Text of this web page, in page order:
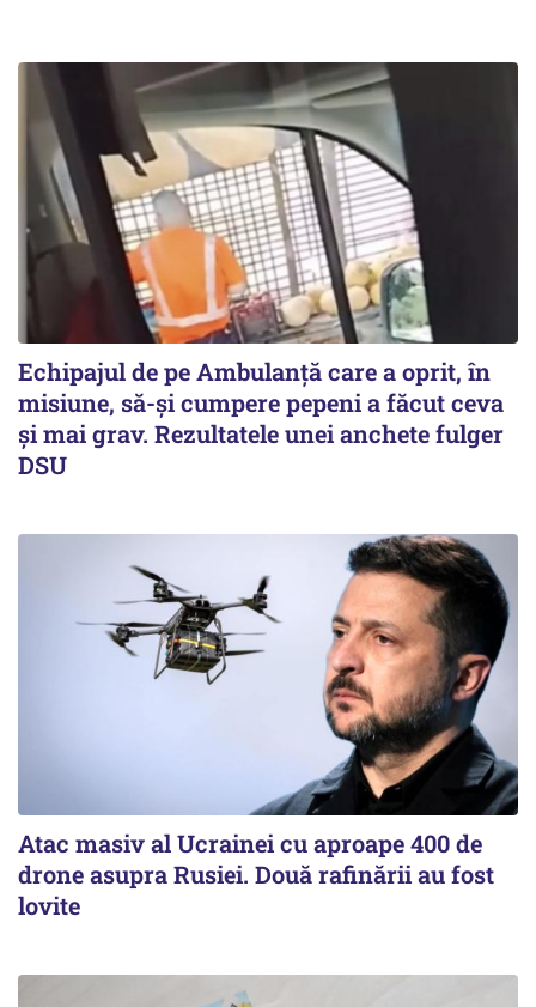
Echipajul de pe Ambulanță care a oprit, în
misiune, să-și cumpere pepeni a făcut ceva
și mai grav. Rezultatele unei anchete fulger
DSU
Atac masiv al Ucrainei cu aproape 400 de
drone asupra Rusiei. Două rafinării au fost
lovite